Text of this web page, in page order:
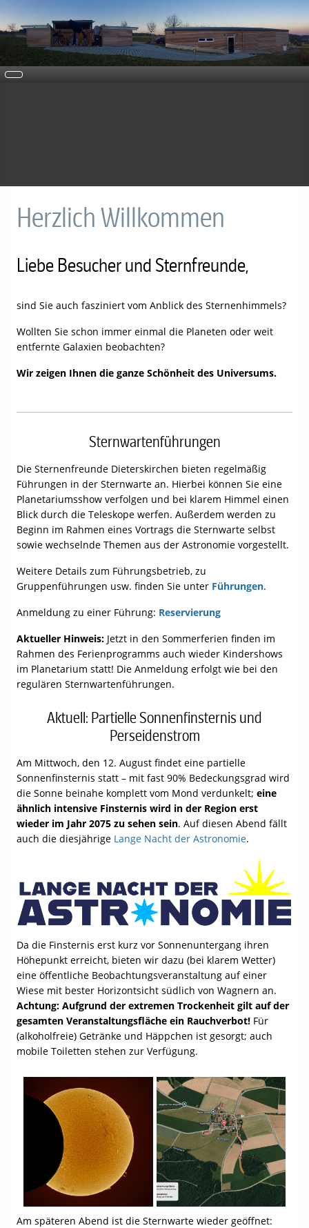
Herzlich Willkommen
Liebe Besucher und Sternfreunde,
sind Sie auch fasziniert vom Anblick des Sternenhimmels?
Wollten Sie schon immer einmal die Planeten oder weit
entfernte Galaxien beobachten?
Wir zeigen Ihnen die ganze Schönheit des Universums.
Sternwartenführungen
Die Sternenfreunde Dieterskirchen bieten regelmäßig
Führungen in der Sternwarte an. Hierbei können Sie eine
Planetariumsshow verfolgen und bei klarem Himmel einen
Blick durch die Teleskope werfen. Außerdem werden zu
Beginn im Rahmen eines Vortrags die Sternwarte selbst
sowie wechselnde Themen aus der Astronomie vorgestellt.
Weitere Details zum Führungsbetrieb, zu
Gruppenführungen usw. finden Sie unter Führungen.
Anmeldung zu einer Führung: Reservierung
Aktueller Hinweis: Jetzt in den Sommerferien finden im
Rahmen des Ferienprogramms auch wieder Kindershows
im Planetarium statt! Die Anmeldung erfolgt wie bei den
regulären Sternwartenführungen.
Aktuell: Partielle Sonnenfinsternis und
Perseidenstrom
Am Mittwoch, den 12. August findet eine partielle
Sonnenfinsternis statt – mit fast 90% Bedeckungsgrad wird
die Sonne beinahe komplett vom Mond verdunkelt; eine
ähnlich intensive Finsternis wird in der Region erst
wieder im Jahr 2075 zu sehen sein. Auf diesen Abend fällt
auch die diesjährige Lange Nacht der Astronomie.
Da die Finsternis erst kurz vor Sonnenuntergang ihren
Höhepunkt erreicht, bieten wir dazu (bei klarem Wetter)
eine öffentliche Beobachtungsveranstaltung auf einer
Wiese mit bester Horizontsicht südlich von Wagnern an.
Achtung: Aufgrund der extremen Trockenheit gilt auf der
gesamten Veranstaltungsfläche ein Rauchverbot! Für
(alkoholfreie) Getränke und Häppchen ist gesorgt; auch
mobile Toiletten stehen zur Verfügung.
Am späteren Abend ist die Sternwarte wieder geöffnet: